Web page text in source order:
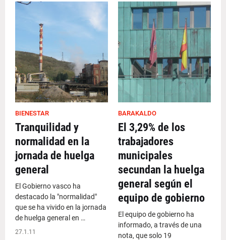
BIENESTAR
Tranquilidad y
normalidad en la
jornada de huelga
general
El Gobierno vasco ha
destacado la "normalidad"
que se ha vivido en la jornada
de huelga general en …
27.1.11
BARAKALDO
El 3,29% de los
trabajadores
municipales
secundan la huelga
general según el
equipo de gobierno
El equipo de gobierno ha
informado, a través de una
nota, que solo 19